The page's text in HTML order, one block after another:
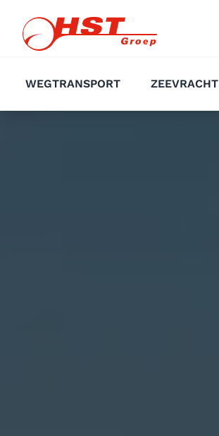
WEGTRANSPORT ZEEVRACHT